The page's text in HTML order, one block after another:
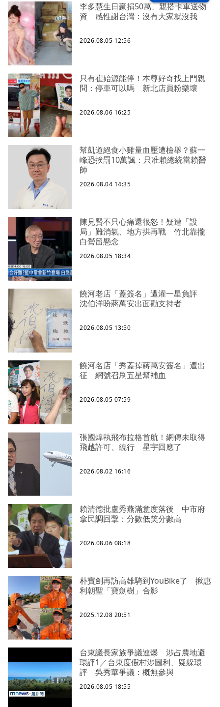
李多慧生日豪捐50萬、親搭卡車送物
資 感性謝台灣：沒有大家就沒我
2026.08.05 12:56
只有崔始源能停！本尊好奇找上門親
問：停車可以嗎 新北店員粉樂壞
2026.08.06 16:25
幫凱道絕食小雞量血壓遭檢舉？蘇一
峰恐挨罰10萬諷：只准賴總統當賴醫
師
2026.08.04 14:35
陳見賢不只心痛還很怒！疑遭「設
局」難消氣、地方拱再戰 竹北靠攏
白營留懸念
2026.08.05 18:34
饒河老店「蓋簽名」遭灌一星負評
沈伯洋盼蔣萬安出面勸支持者
2026.08.05 13:50
饒河名店「秀蓋掉蔣萬安簽名」遭出
征 網號召刷五星幫補血
2026.08.05 07:59
張國煒執飛布拉格首航！網傳未取得
飛越許可、繞行 星宇回應了
2026.08.02 16:16
賴清德批盧秀燕滿意度落後 中市府
拿民調回擊：分數低笑分數高
2026.08.06 08:18
朴寶劍再訪高雄騎到YouBike了 揪惠
利朝聖「寶劍樹」合影
2025.12.08 20:51
台東議長家族爭議連爆 涉占農地避
環評1／台東度假村涉圖利、疑躲環
評 吳秀華爭議：概無參與
2026.08.05 18:55